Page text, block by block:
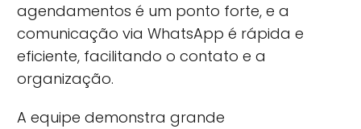
agendamentos é um ponto forte, e a
comunicação via WhatsApp é rápida e
eficiente, facilitando o contato e a
organização.
A equipe demonstra grande